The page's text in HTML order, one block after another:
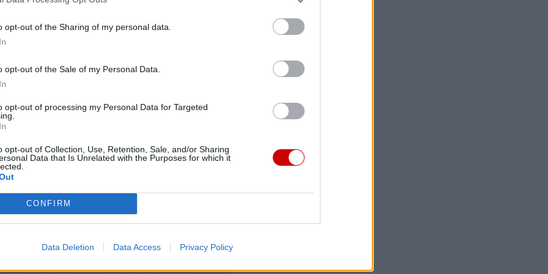
opt-out of the Sharing of my personal data.
opt-out of the Sale of my Personal Data.
opt-out of processing my Personal Data for Targeted
opt-out of Collection, Use, Retention, Sale, and/or Sharing
Data that Is Unrelated with the Purposes for which it
CONFIRM
Data Deletion Data Access Privacy Policy
biorący udział w Jubileuszu Pracowników
z diecezji kieleckiej; pielgrzymi z parafii pw.
pw. świętych Pierwszych Męczenników
(diecezja włocławska; pw. Miłosierdzia
Najśw. Maryi Panny w Szczytnie (arch.
Narodzenia NMP w Rachwałowicach (diec.
z polonijnej parafii pw. NMP Matki Kościoła w
i z zagranicy.
tu dla Ciebie!
z życia Kościoła w Polsce i na świecie.
będzie coraz trudniejsze.
za pośrednictwem serwisu Patronite.